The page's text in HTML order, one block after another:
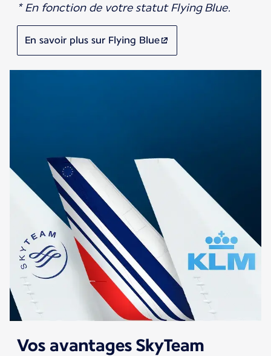
* En fonction de votre statut Flying Blue.
En savoir plus sur Flying Blue
Vos avantages SkyTeam